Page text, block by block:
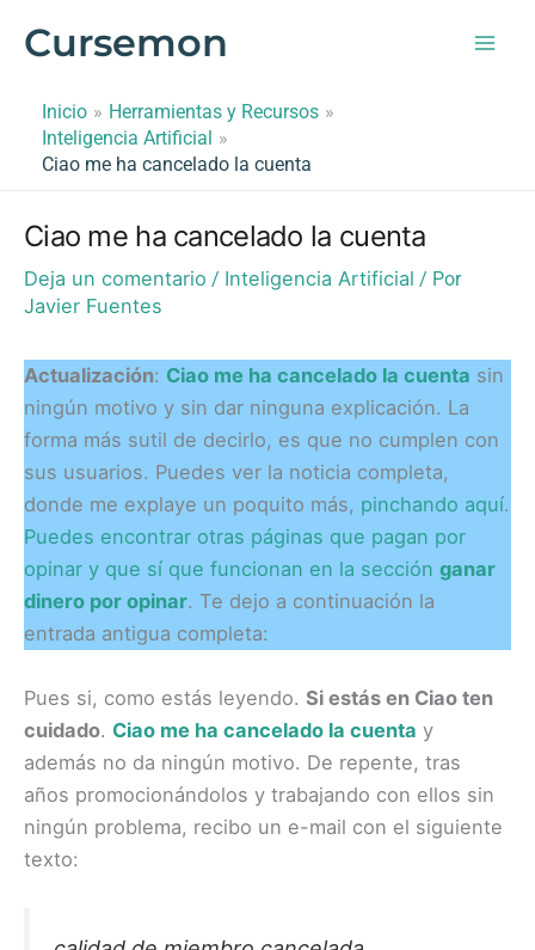
Cursemon
Inicio
Herramientas y Recursos
Inteligencia Artificial
Ciao me ha cancelado la cuenta
Ciao me ha cancelado la cuenta
Deja un comentario / Inteligencia Artificial / Por
Javier Fuentes
Actualización: Ciao me ha cancelado la cuenta sin
ningún motivo y sin dar ninguna explicación. La
forma más sutil de decirlo, es que no cumplen con
sus usuarios. Puedes ver la noticia completa,
donde me explaye un poquito más, pinchando aquí.
Puedes encontrar otras páginas que pagan por
opinar y que sí que funcionan en la sección ganar
dinero por opinar. Te dejo a continuación la
entrada antigua completa:
Pues si, como estás leyendo. Si estás en Ciao ten
cuidado. Ciao me ha cancelado la cuenta y
además no da ningún motivo. De repente, tras
años promocionándolos y trabajando con ellos sin
ningún problema, recibo un e-mail con el siguiente
texto: